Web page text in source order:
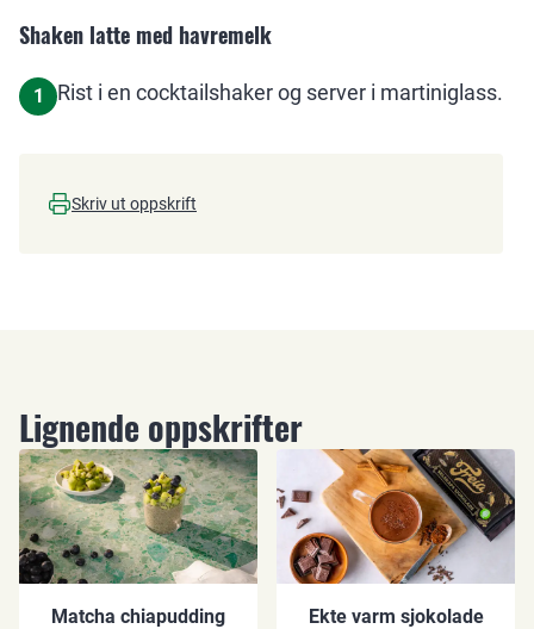
Shaken latte med havremelk
1 Rist i en cocktailshaker og server i martiniglass.
Skriv ut oppskrift
Lignende oppskrifter
Matcha chiapudding Ekte varm sjokolade